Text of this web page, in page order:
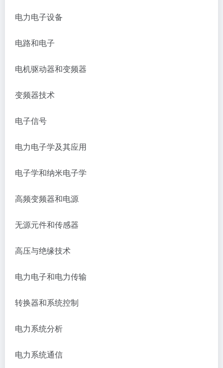
电力电子设备
电路和电子
电机驱动器和变频器
变频器技术
电子信号
电力电子学及其应用
电子学和纳米电子学
高频变频器和电源
无源元件和传感器
高压与绝缘技术
电力电子和电力传输
转换器和系统控制
电力系统分析
电力系统通信